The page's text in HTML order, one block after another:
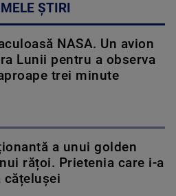
ȘTIRI
NASA. Un avion
Lunii pentru a observa
trei minute
a unui golden
rățoi. Prietenia care i-a
cățelușei